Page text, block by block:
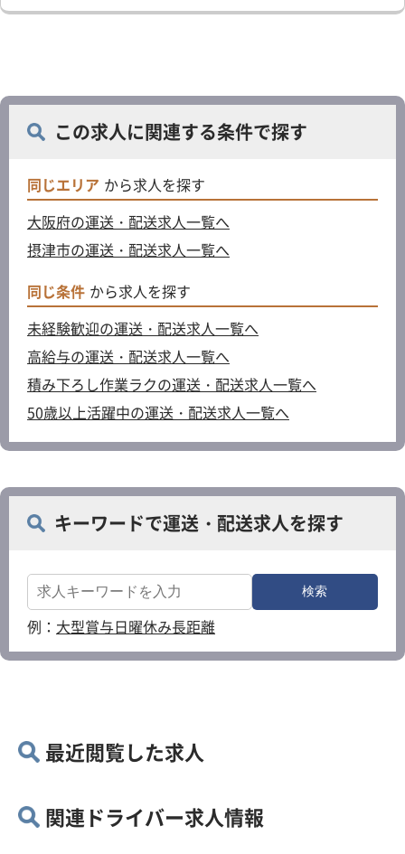
この求人に関連する条件で探す
同じエリア から求人を探す
大阪府の運送・配送求人一覧へ
摂津市の運送・配送求人一覧へ
同じ条件 から求人を探す
未経験歓迎の運送・配送求人一覧へ
高給与の運送・配送求人一覧へ
積み下ろし作業ラクの運送・配送求人一覧へ
50歳以上活躍中の運送・配送求人一覧へ
キーワードで運送・配送求人を探す
例： 大型賞与日曜休み長距離
最近閲覧した求人
関連ドライバー求人情報